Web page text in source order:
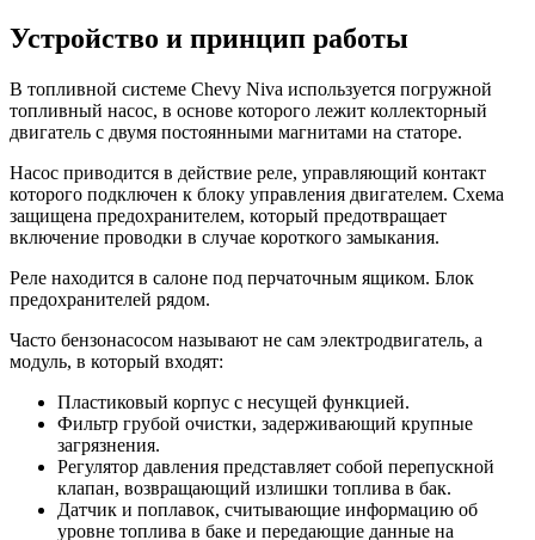
Устройство и принцип работы
В топливной системе Chevy Niva используется погружной
топливный насос, в основе которого лежит коллекторный
двигатель с двумя постоянными магнитами на статоре.
Насос приводится в действие реле, управляющий контакт
которого подключен к блоку управления двигателем. Схема
защищена предохранителем, который предотвращает
включение проводки в случае короткого замыкания.
Реле находится в салоне под перчаточным ящиком. Блок
предохранителей рядом.
Часто бензонасосом называют не сам электродвигатель, а
модуль, в который входят:
Пластиковый корпус с несущей функцией.
Фильтр грубой очистки, задерживающий крупные
загрязнения.
Регулятор давления представляет собой перепускной
клапан, возвращающий излишки топлива в бак.
Датчик и поплавок, считывающие информацию об
уровне топлива в баке и передающие данные на